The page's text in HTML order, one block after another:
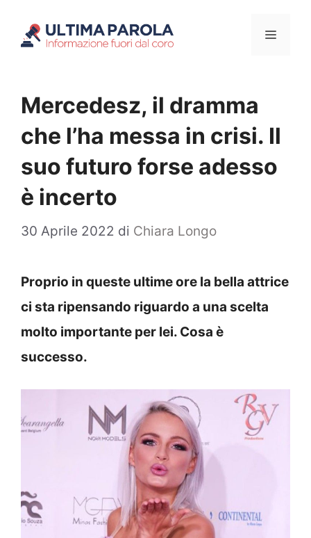
Menu
Mercedesz, il dramma
che l’ha messa in crisi. Il
suo futuro forse adesso
è incerto
30 Aprile 2022 di Chiara Longo
Proprio in queste ultime ore la bella attrice
ci sta ripensando riguardo a una scelta
molto importante per lei. Cosa è
successo.